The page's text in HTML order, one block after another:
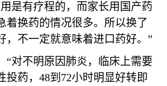
是有疗程的，而家长用国产药
着换药的情况很多。所以换了
，不一定就意味着进口药好。”
“对不明原因肺炎，临床上需要
药， 48到 72小时明显好转即